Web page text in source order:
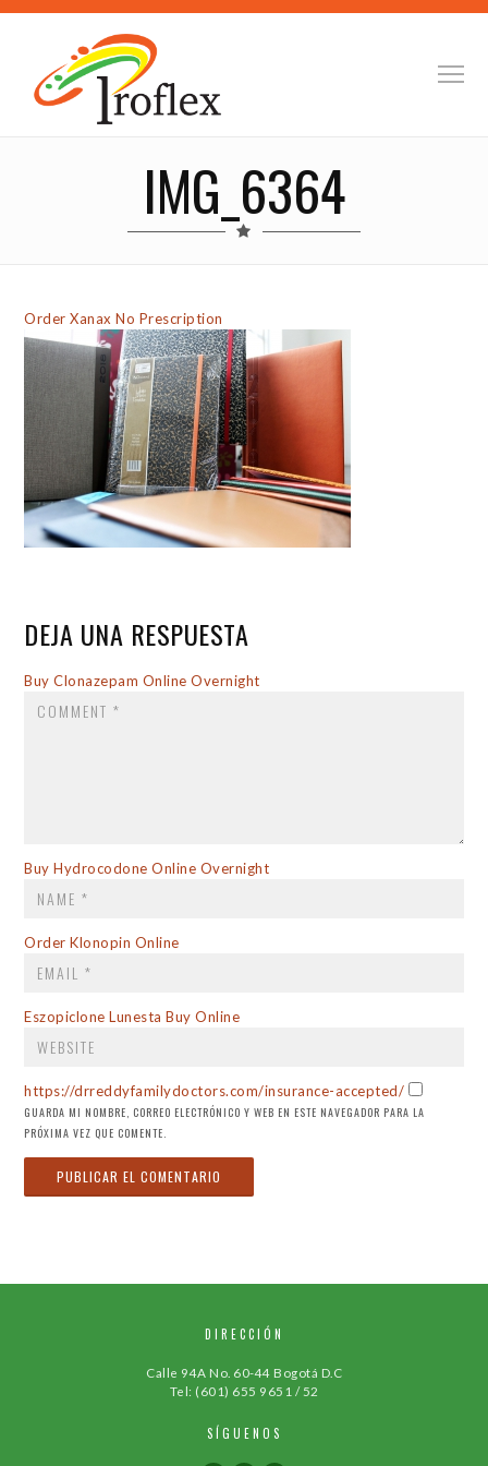
IMG_6364
Order Xanax No Prescription
DEJA UNA RESPUESTA
Buy Clonazepam Online OvernightCOMMENT
Buy Hydrocodone Online OvernightNAME
*
Order Klonopin OnlineEMAIL
*
Eszopiclone Lunesta Buy OnlineWEBSITE
https://drreddyfamilydoctors.com/insurance-accepted/
GUARDA MI NOMBRE, CORREO ELECTRÓNICO Y WEB EN ESTE NAVEGADOR PARA LA
PRÓXIMA VEZ QUE COMENTE.
DIRECCIÓN
Calle 94A No. 60-44 Bogotá D.C
Tel: (601) 655 9651 / 52
SÍGUENOS